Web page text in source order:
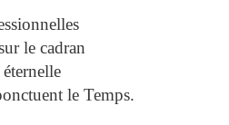
le cadran
le Temps.